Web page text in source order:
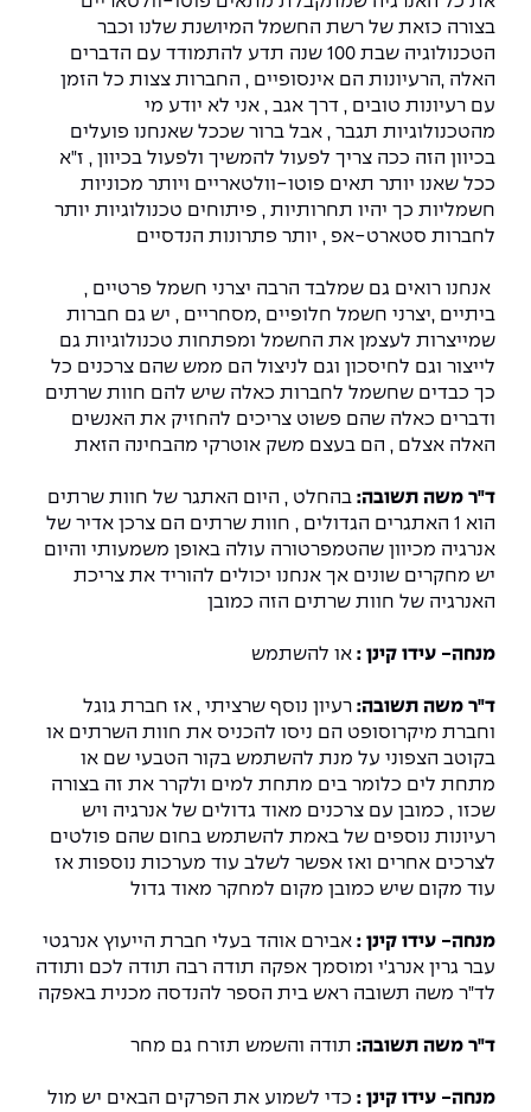
בצורה כזאת של רשת החשמל המיושנת שלנו וכבר
הטכנולוגיה שבת 100 שנה תדע להתמודד עם הדברים
האלה ,הרעיונות הם אינסופיים , החברות צצות כל הזמן
עם רעיונות טובים , דרך אגב , אני לא יודע מי
מהטכנולוגיות תגבר , אבל ברור שככל שאנחנו פועלים
בכיוון הזה ככה צריך לפעול להמשיך ולפעול בכיוון , ז"א
ככל שאנו יותר תאים פוטו-וולטאריים ויותר מכוניות
חשמליות כך יהיו תחרותיות , פיתוחים טכנולוגיות יותר
לחברות סטארט-אפ , יותר פתרונות הנדסיים
אנחנו רואים גם שמלבד הרבה יצרני חשמל פרטיים ,
ביתיים ,יצרני חשמל חלופיים ,מסחריים , יש גם חברות
שמייצרות לעצמן את החשמל ומפתחות טכנולוגיות גם
לייצור וגם לחיסכון וגם לניצול הם ממש שהם צרכנים כל
כך כבדים שחשמל לחברות כאלה שיש להם חוות שרתים
ודברים כאלה שהם פשוט צריכים להחזיק את האנשים
האלה אצלם , הם בעצם משק אוטרקי מהבחינה הזאת
ד"ר משה תשובה: בהחלט , היום האתגר של חוות שרתים
הוא 1 האתגרים הגדולים , חוות שרתים הם צרכן אדיר של
אנרגיה מכיוון שהטמפרטורה עולה באופן משמעותי והיום
יש מחקרים שונים אך אנחנו יכולים להוריד את צריכת
האנרגיה של חוות שרתים הזה כמובן
מנחה- עידו קינן : או להשתמש
ד"ר משה תשובה: רעיון נוסף שרציתי , אז חברת גוגל
וחברת מיקרוסופט הם ניסו להכניס את חוות השרתים או
בקוטב הצפוני על מנת להשתמש בקור הטבעי שם או
מתחת לים כלומר בים מתחת למים ולקרר את זה בצורה
שכזו , כמובן עם צרכנים מאוד גדולים של אנרגיה ויש
רעיונות נוספים של באמת להשתמש בחום שהם פולטים
לצרכים אחרים ואז אפשר לשלב עוד מערכות נוספות אז
עוד מקום שיש כמובן מקום למחקר מאוד גדול
מנחה- עידו קינן : אבירם אוהד בעלי חברת הייעוץ אנרגטי
עבר גרין אנרג'י ומוסמך אפקה תודה רבה תודה לכם ותודה
לד"ר משה תשובה ראש בית הספר להנדסה מכנית באפקה
ד"ר משה תשובה: תודה והשמש תזרח גם מחר
מנחה- עידו קינן : כדי לשמוע את הפרקים הבאים יש מול